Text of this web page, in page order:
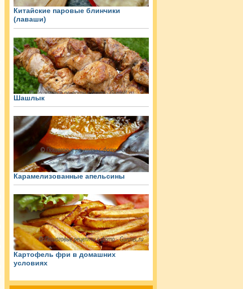
Китайские паровые блинчики
(лаваши)
Шашлык
Карамелизованные апельсины
Картофель фри в домашних
условиях